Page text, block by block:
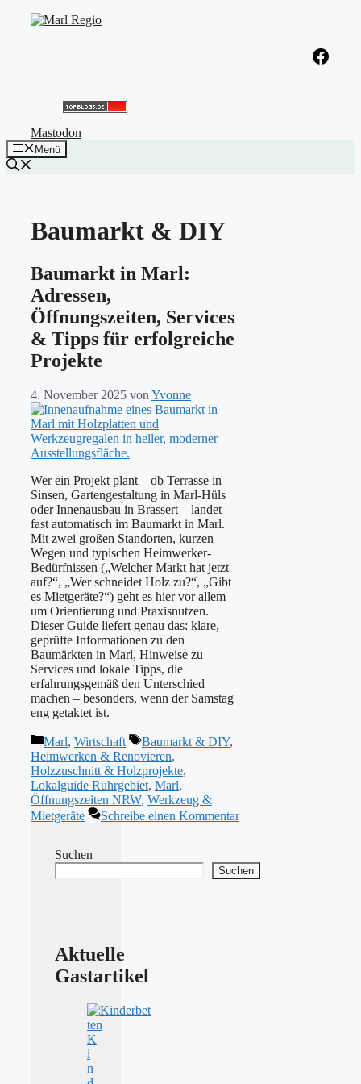
Facebook
Mastodon
Menü
Baumarkt & DIY
Baumarkt in Marl:
Adressen,
Öffnungszeiten, Services
& Tipps für erfolgreiche
Projekte
4. November 2025 von Yvonne
Wer ein Projekt plant – ob Terrasse in
Sinsen, Gartengestaltung in Marl-Hüls
oder Innenausbau in Brassert – landet
fast automatisch im Baumarkt in Marl.
Mit zwei großen Standorten, kurzen
Wegen und typischen Heimwerker-
Bedürfnissen („Welcher Markt hat jetzt
auf?“, „Wer schneidet Holz zu?“, „Gibt
es Mietgeräte?“) geht es hier vor allem
um Orientierung und Praxisnutzen.
Dieser Guide liefert genau das: klare,
geprüfte Informationen zu den
Baumärkten in Marl, Hinweise zu
Services und lokale Tipps, die
erfahrungsgemäß den Unterschied
machen – besonders, wenn der Samstag
eng getaktet ist.
Kategorien
Marl, Wirtschaft Schlagwörter
Baumarkt & DIY,
Heimwerken & Renovieren,
Holzzuschnitt & Holzprojekte,
Lokalguide Ruhrgebiet, Marl,
Öffnungszeiten NRW, Werkzeug &
Mietgeräte
Schreibe einen Kommentar
Suchen
Suchen
Aktuelle
Gastartikel
K
i
n